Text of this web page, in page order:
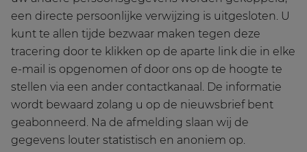
een directe persoonlijke verwijzing is uitgesloten. U
kunt te allen tijde bezwaar maken tegen deze
tracering door te klikken op de aparte link die in elke
e-mail is opgenomen of door ons op de hoogte te
stellen via een ander contactkanaal. De informatie
wordt bewaard zolang u op de nieuwsbrief bent
geabonneerd. Na de afmelding slaan wij de
gegevens louter statistisch en anoniem op.